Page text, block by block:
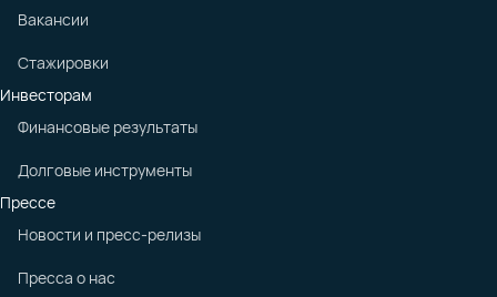
Вакансии
Стажировки
Инвесторам
Финансовые результаты
Долговые инструменты
Прессе
Новости и пресс-релизы
Пресса о нас